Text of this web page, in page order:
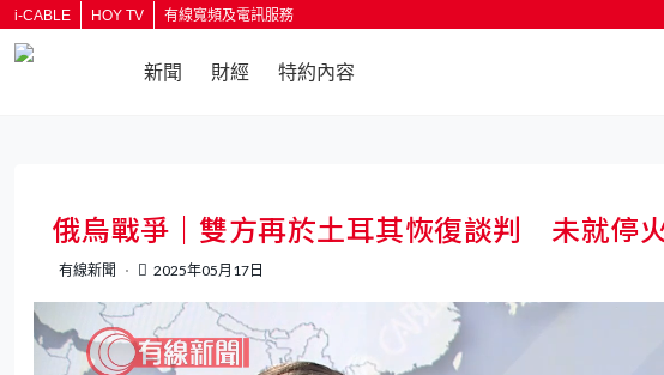
i-CABLE HOY TV 有線寬頻及電訊服務
新聞 財經 特約內容
俄烏戰爭｜雙方再於土耳其恢復談判 未就停
有線新聞 2025年05月17日